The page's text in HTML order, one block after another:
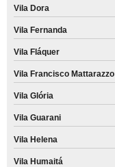
Vila Dora
Vila Fernanda
Vila Fláquer
Vila Francisco Mattarazzo
Vila Glória
Vila Guarani
Vila Helena
Vila Humaitá